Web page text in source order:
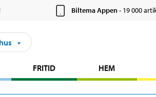
Biltema Appen- 19 000
FRITID HEM